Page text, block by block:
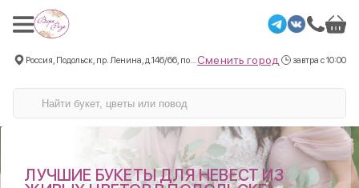
Сменить город завтра с 10:00
ЛУЧШИЕ БУКЕТЫ ДЛЯ НЕВЕСТ ИЗ